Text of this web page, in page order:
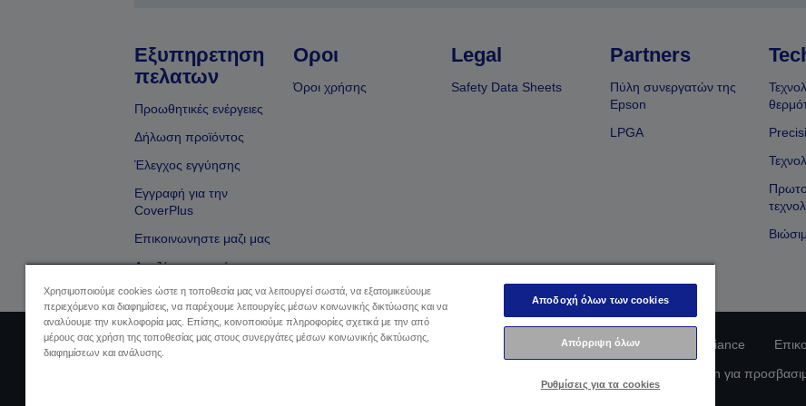
Εξυπηρετηση
πελατων
Προωθητικές ενέργειες
Δήλωση προϊόντος
Έλεγχος εγγύησης
Εγγραφή για την
CoverPlus
Επικοινωνηστε μαζι μας
Αναζήτηση εμπόρου
Οροι
Όροι χρήσης
Legal
Safety Data Sheets
Partners
Πύλη συνεργατών της
Epson
LPGA
Sellers Identification Δήλωση Πληροφοριών Ιδιωτικού Απορρήτου EU Data Act Compliance
Δέσμευση της Epson για
Χρησιμοποιούμε cookies ώστε η τοποθεσία μας να λειτουργεί σωστά, να εξατομικεύουμε
περιεχόμενο και διαφημίσεις, να παρέχουμε λειτουργίες μέσων κοινωνικής δικτύωσης και να
αναλύουμε την κυκλοφορία μας. Επίσης, κοινοποιούμε πληροφορίες σχετικά με την από
μέρους σας χρήση της τοποθεσίας μας στους συνεργάτες μέσων κοινωνικής δικτύωσης,
διαφημίσεων και ανάλυσης.
Αποδοχή όλων των cookies
Απόρριψη όλων
Ρυθμίσεις για τα cookies